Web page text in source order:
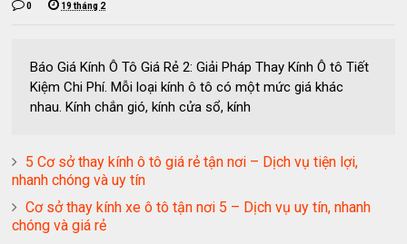
0 19 tháng 2
Báo Giá Kính Ô Tô Giá Rẻ 2: Giải Pháp Thay Kính Ô tô Tiết
Kiệm Chi Phí. Mỗi loại kính ô tô có một mức giá khác
nhau. Kính chắn gió, kính cửa sổ, kính
5 Cơ sở thay kính ô tô giá rẻ tận nơi – Dịch vụ tiện lợi,
nhanh chóng và uy tín
Cơ sở thay kính xe ô tô tận nơi 5 – Dịch vụ uy tín, nhanh
chóng và giá rẻ